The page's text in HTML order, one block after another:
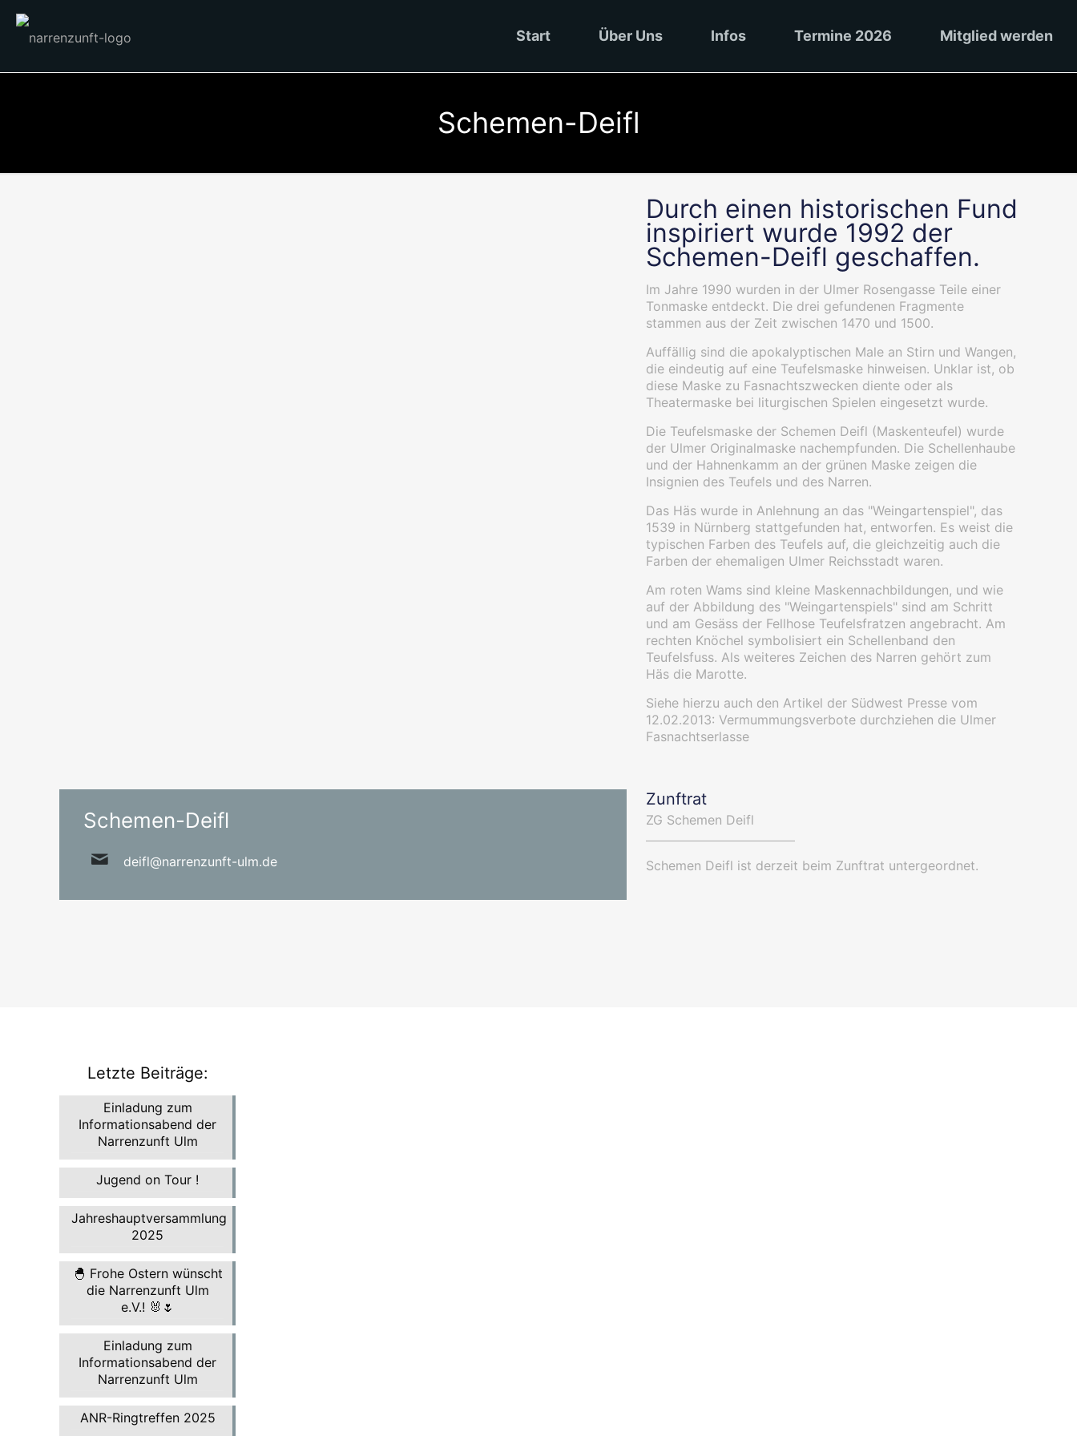
Start Über Uns Infos Termine 2026 Mitglied werden
Schemen-Deifl
Durch einen historischen Fund
inspiriert wurde 1992 der
Schemen-Deifl geschaffen.
Im Jahre 1990 wurden in der Ulmer Rosengasse Teile einer
Tonmaske entdeckt. Die drei gefundenen Fragmente
stammen aus der Zeit zwischen 1470 und 1500.
Auffällig sind die apokalyptischen Male an Stirn und Wangen,
die eindeutig auf eine Teufelsmaske hinweisen. Unklar ist, ob
diese Maske zu Fasnachtszwecken diente oder als
Theatermaske bei liturgischen Spielen eingesetzt wurde.
Die Teufelsmaske der Schemen Deifl (Maskenteufel) wurde
der Ulmer Originalmaske nachempfunden. Die Schellenhaube
und der Hahnenkamm an der grünen Maske zeigen die
Insignien des Teufels und des Narren.
Das Häs wurde in Anlehnung an das "Weingartenspiel", das
1539 in Nürnberg stattgefunden hat, entworfen. Es weist die
typischen Farben des Teufels auf, die gleichzeitig auch die
Farben der ehemaligen Ulmer Reichsstadt waren.
Am roten Wams sind kleine Maskennachbildungen, und wie
auf der Abbildung des "Weingartenspiels" sind am Schritt
und am Gesäss der Fellhose Teufelsfratzen angebracht. Am
rechten Knöchel symbolisiert ein Schellenband den
Teufelsfuss. Als weiteres Zeichen des Narren gehört zum
Häs die Marotte.
Siehe hierzu auch den Artikel der Südwest Presse vom
12.02.2013: Vermummungsverbote durchziehen die Ulmer
Fasnachtserlasse
Schemen-Deifl
deifl@narrenzunft-ulm.de
Zunftrat
ZG Schemen Deifl
Schemen Deifl ist derzeit beim Zunftrat untergeordnet.
Letzte Beiträge:
Einladung zum
Informationsabend der
Narrenzunft Ulm
Jugend on Tour !
Jahreshauptversammlung
2025
🐣 Frohe Ostern wünscht
die Narrenzunft Ulm
e.V.! 🐰🌷
Einladung zum
Informationsabend der
Narrenzunft Ulm
ANR-Ringtreffen 2025